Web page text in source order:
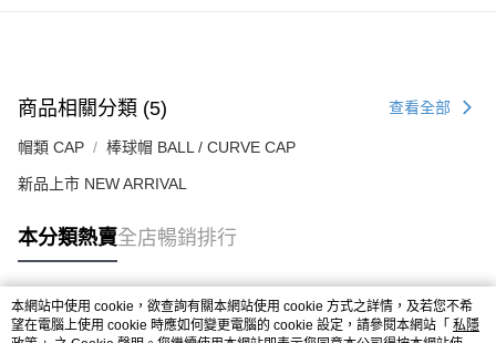
商品相關分類 (5) 查看全部
帽類 CAP 棒球帽 BALL / CURVE CAP
新品上市 NEW ARRIVAL
本分類熱賣全店暢銷排行
熱門標籤
本網站中使用 cookie，欲查詢有關本網站使用 cookie 方式之詳情，及若您不希
望在電腦上使用 cookie 時應如何變更電腦的 cookie 設定，請參閱本網站「 私隱